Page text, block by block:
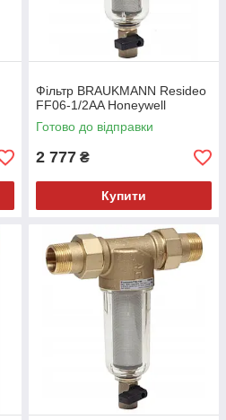
Фільтр BRAUKMANN Resideo
FF06-1/2AA Honeywell
Готово до відправки
2 777 ₴
Купити